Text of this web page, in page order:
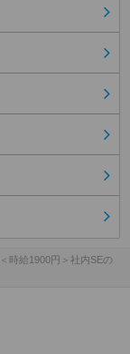
時給1900円＞社内SEの